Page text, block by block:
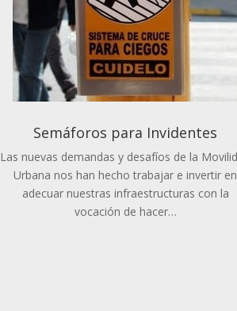
Semáforos para Invidentes
Las nuevas demandas y desafíos de la
Urbana nos han hecho trabajar e invertir en
adecuar nuestras infraestructuras con la
vocación de hacer…